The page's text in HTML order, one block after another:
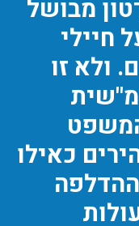
מבושל
חיילי
ולא זו
כאילו